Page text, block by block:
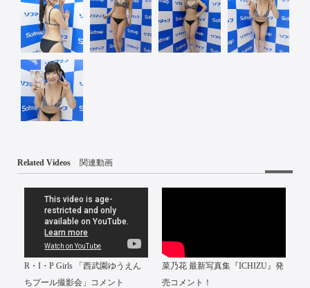
Related Videos 関連動画
R・I・P Girls 「西武園ゆうえん
ちプール撮影会」コメント
菜乃花 最新写真集『ICHIZU』発
売コメント！